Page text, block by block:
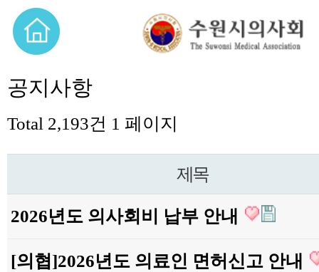
공지사항
Total 2,193건 1 페이지
제목
2026년도 의사회비 납부 안내
[의협]2026년도 의료인 면허신고 안내